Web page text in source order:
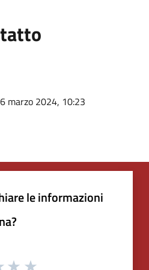
marzo 2024, 10:23
le informazioni